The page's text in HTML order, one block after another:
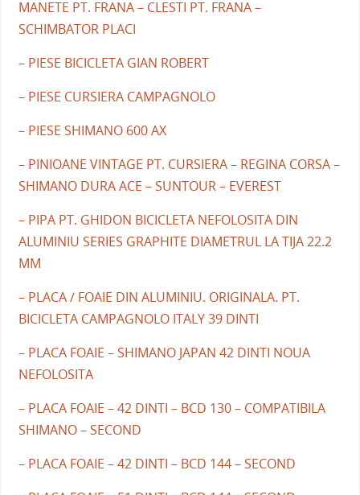
MANETE PT. FRANA – CLESTI PT. FRANA –
SCHIMBATOR PLACI
– PIESE BICICLETA GIAN ROBERT
– PIESE CURSIERA CAMPAGNOLO
– PIESE SHIMANO 600 AX
– PINIOANE VINTAGE PT. CURSIERA – REGINA CORSA –
SHIMANO DURA ACE – SUNTOUR – EVEREST
– PIPA PT. GHIDON BICICLETA NEFOLOSITA DIN
ALUMINIU SERIES GRAPHITE DIAMETRUL LA TIJA 22.2
MM
– PLACA / FOAIE DIN ALUMINIU. ORIGINALA. PT.
BICICLETA CAMPAGNOLO ITALY 39 DINTI
– PLACA FOAIE – SHIMANO JAPAN 42 DINTI NOUA
NEFOLOSITA
– PLACA FOAIE – 42 DINTI – BCD 130 – COMPATIBILA
SHIMANO – SECOND
– PLACA FOAIE – 42 DINTI – BCD 144 – SECOND